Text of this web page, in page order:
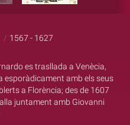
1567 - 1627
es trasllada a Venècia,
esporàdicament amb els seus
a Florència; des de 1607
juntament amb Giovanni